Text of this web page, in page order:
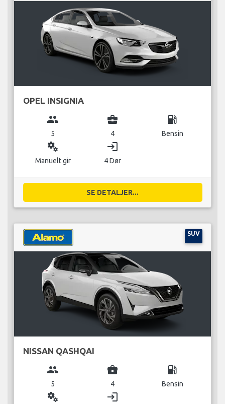
OPEL INSIGNIA
group
5
business_center
4
local_gas_station
Bensin
miscellaneous_services
Manuelt gir
login
4 Dør
SE DETALJER...
SUV
NISSAN QASHQAI
group
5
business_center
4
local_gas_station
Bensin
miscellaneous_services login